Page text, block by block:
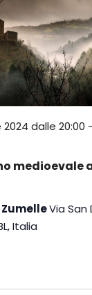
medioevale
2024 dalle 20:00 -
Via San
Italia